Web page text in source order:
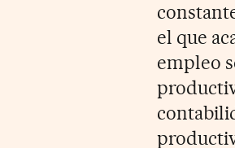
el que
empleo